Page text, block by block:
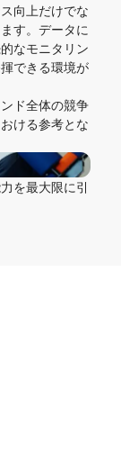
向上だけでな
す。データに
なモニタリン
できる環境が
ド全体の競争
ける参考とな
を最大限に引